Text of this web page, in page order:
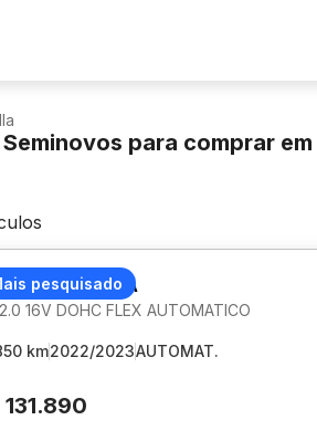
para comprar em
pesquisado
COROLLA
16V DOHC FLEX AUTOMATICO
km2022/2023AUTOMAT.
131.890